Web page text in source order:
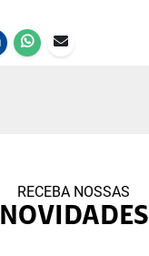
RECEBA NOSSAS
NOVIDADES